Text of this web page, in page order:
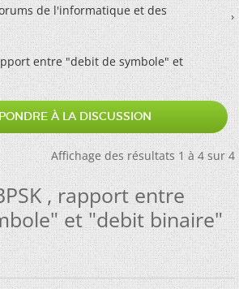
de l'informatique et des
entre "debit de symbole" et
À LA DISCUSSION
Affichage des résultats 1 à 4 sur 4
, rapport entre
et "debit binaire"